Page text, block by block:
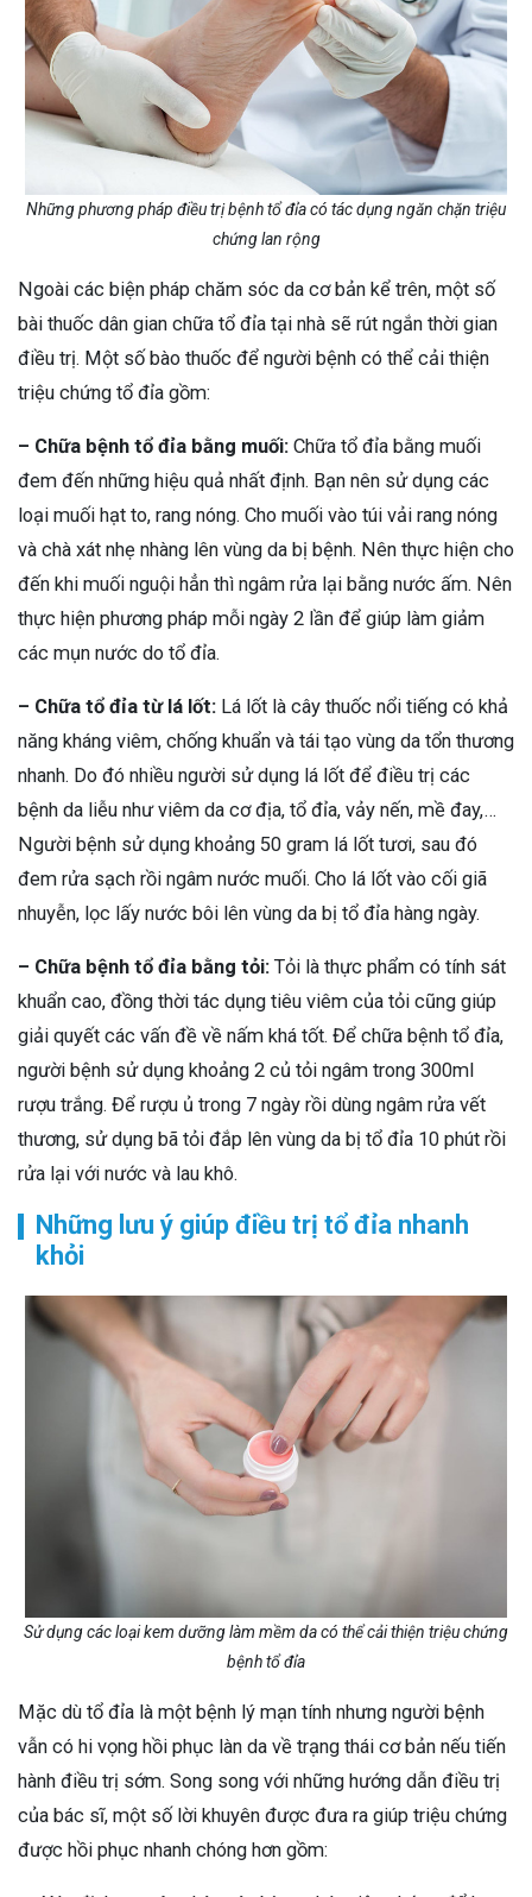
Những phương pháp điều trị bệnh tổ đỉa có tác dụng ngăn chặn triệu
chứng lan rộng
Ngoài các biện pháp chăm sóc da cơ bản kể trên, một số
bài thuốc dân gian chữa tổ đỉa tại nhà sẽ rút ngắn thời gian
điều trị. Một số bào thuốc để người bệnh có thể cải thiện
triệu chứng tổ đỉa gồm:
– Chữa bệnh tổ đỉa bằng muối: Chữa tổ đỉa bằng muối
đem đến những hiệu quả nhất định. Bạn nên sử dụng các
loại muối hạt to, rang nóng. Cho muối vào túi vải rang nóng
và chà xát nhẹ nhàng lên vùng da bị bệnh. Nên thực hiện cho
đến khi muối nguội hẳn thì ngâm rửa lại bằng nước ấm. Nên
thực hiện phương pháp mỗi ngày 2 lần để giúp làm giảm
các mụn nước do tổ đỉa.
– Chữa tổ đỉa từ lá lốt: Lá lốt là cây thuốc nổi tiếng có khả
năng kháng viêm, chống khuẩn và tái tạo vùng da tổn thương
nhanh. Do đó nhiều người sử dụng lá lốt để điều trị các
bệnh da liễu như viêm da cơ địa, tổ đỉa, vảy nến, mề đay,…
Người bệnh sử dụng khoảng 50 gram lá lốt tươi, sau đó
đem rửa sạch rồi ngâm nước muối. Cho lá lốt vào cối giã
nhuyễn, lọc lấy nước bôi lên vùng da bị tổ đỉa hàng ngày.
– Chữa bệnh tổ đỉa bằng tỏi: Tỏi là thực phẩm có tính sát
khuẩn cao, đồng thời tác dụng tiêu viêm của tỏi cũng giúp
giải quyết các vấn đề về nấm khá tốt. Để chữa bệnh tổ đỉa,
người bệnh sử dụng khoảng 2 củ tỏi ngâm trong 300ml
rượu trắng. Để rượu ủ trong 7 ngày rồi dùng ngâm rửa vết
thương, sử dụng bã tỏi đắp lên vùng da bị tổ đỉa 10 phút rồi
rửa lại với nước và lau khô.
Những lưu ý giúp điều trị tổ đỉa nhanh
khỏi
Sử dụng các loại kem dưỡng làm mềm da có thể cải thiện triệu chứng
bệnh tổ đỉa
Mặc dù tổ đỉa là một bệnh lý mạn tính nhưng người bệnh
vẫn có hi vọng hồi phục làn da về trạng thái cơ bản nếu tiến
hành điều trị sớm. Song song với những hướng dẫn điều trị
của bác sĩ, một số lời khuyên được đưa ra giúp triệu chứng
được hồi phục nhanh chóng hơn gồm: